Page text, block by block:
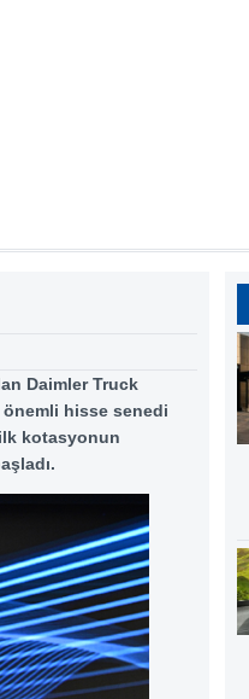
Daimler Truck
önemli hisse senedi
kotasyonun